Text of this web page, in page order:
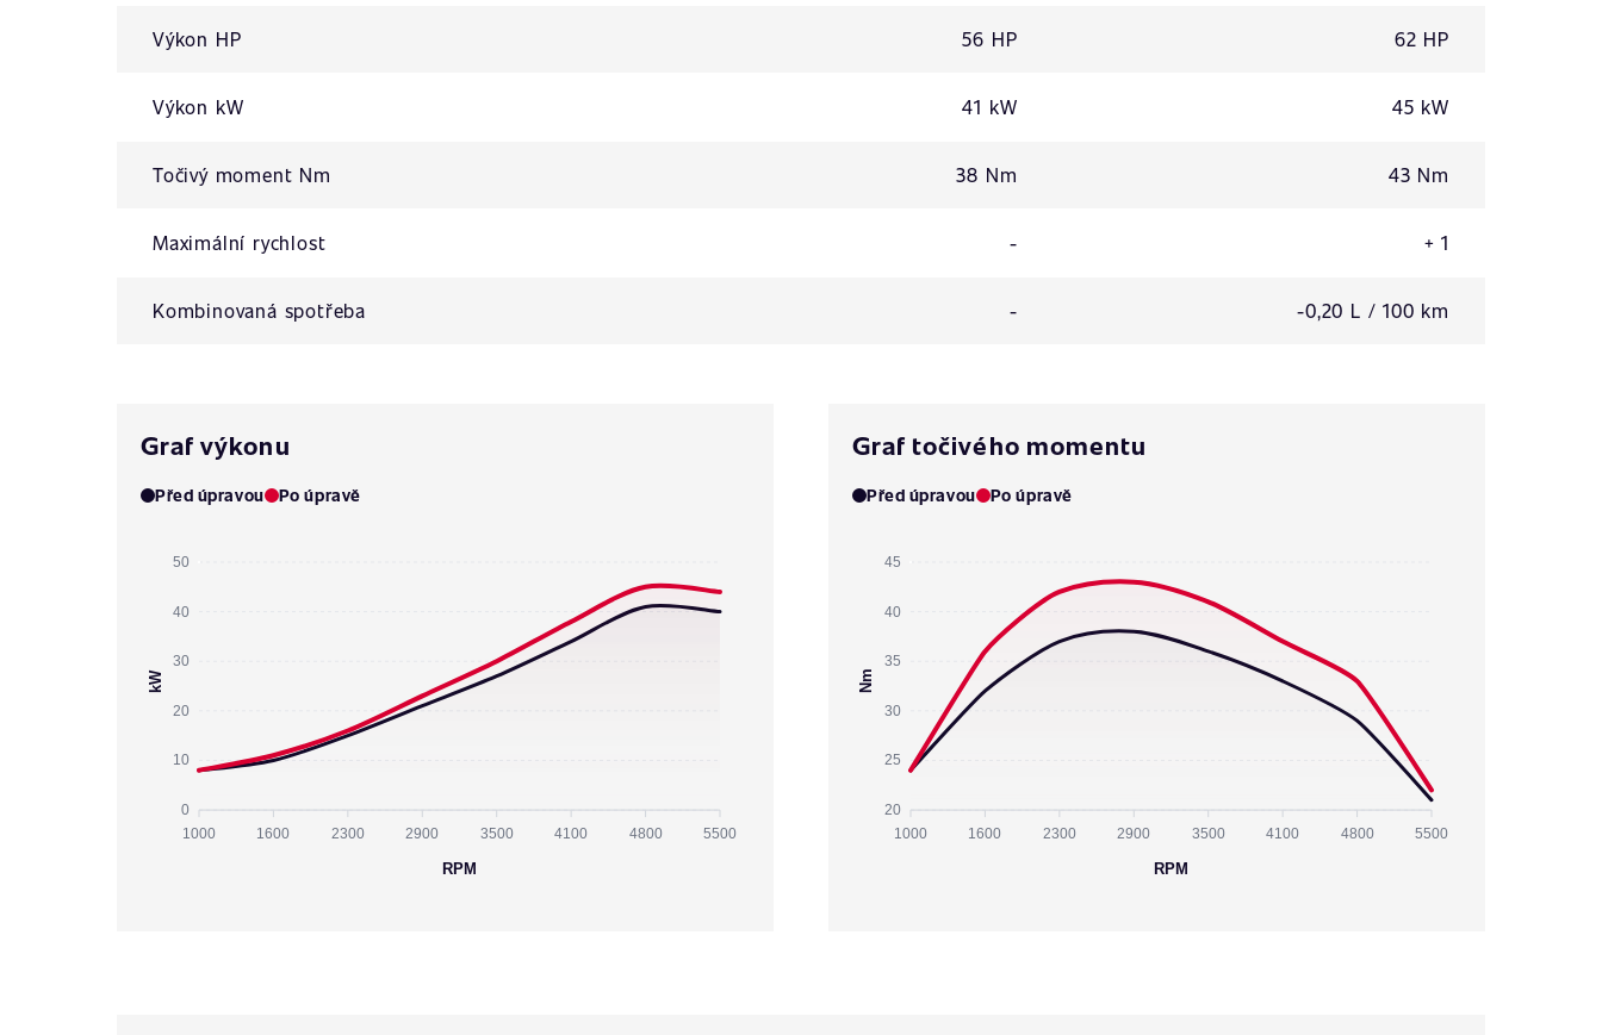
Výkon HP 56 HP 62 HP
Výkon kW 41 kW 45 kW
Točivý moment Nm 38 Nm 43 Nm
Maximální rychlost - + 1
Kombinovaná spotřeba - -0,20 L / 100 km
Graf výkonu
Před úpravou Po úpravě
50
40
30
20
10
0
kW
1000 1600 2300 2900 3500 4100 4800 5500
RPM
Graf točivého momentu
Před úpravou Po úpravě
45
40
35
30
25
20
Nm
1000 1600 2300 2900 3500 4100 4800 5500
RPM